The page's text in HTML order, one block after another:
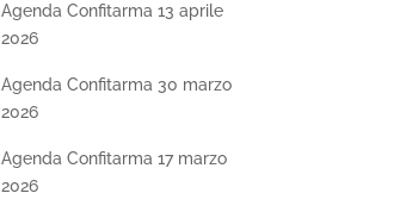
Agenda Confitarma 13 aprile
2026
Agenda Confitarma 30 marzo
2026
Agenda Confitarma 17 marzo
2026